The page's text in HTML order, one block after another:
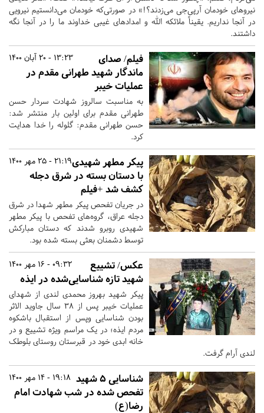
نیروهای خودمان آرپی‌جی می‌زدند؟!» در صورتی‌که خودمان می‌دانستیم نیرویی
در آنجا نداریم. یقیناً ملائکه الله و امدادهای غیبی خداوند ما را در آنجا نگه
داشتند.
13:23 - 20 آبان 1400
فیلم/ صدای
ماندگار شهید طهرانی مقدم در
عملیات خیبر
به مناسبت سالروز شهادت سردار حسن
طهرانی مقدم برای اولین بار منتشر شد:
حسن طهرانی مقدم: گلوله را خدا هدایت
کرد.
21:19 - 25 مهر 1400پیکر مطهر شهیدی
با دستان بسته در شرق دجله
کشف شد +فیلم
در جریان تفحص پیکر مطهر شهدا در شرق
دجله عراق، گروه‌های تفحص با پیکر مطهر
شهیدی روبرو شدند که دستان مبارکش
توسط دشمنان بعثی بسته شده بود.
09:32 - 16 مهر 1400
عکس/ تشییع
شهید تازه شناسایی‌شده در ایذه
پیکر شهید بهروز محمدی لندی از شهدای
عملیات خیبر پس از ۳۸ سال جاوید الاثر
بودن شناسایی وپس از استقبال باشکوه
مردم ایذه؛ در یک مراسم ویژه تشییع و در
خانه ابدی خود در قبرستان روستای بلوطک
لندی آرام گرفت.
19:18 - 14 مهر 1400 شناسایی ۵ شهید
تفحص شده در شب شهادت امام
رضا(ع)